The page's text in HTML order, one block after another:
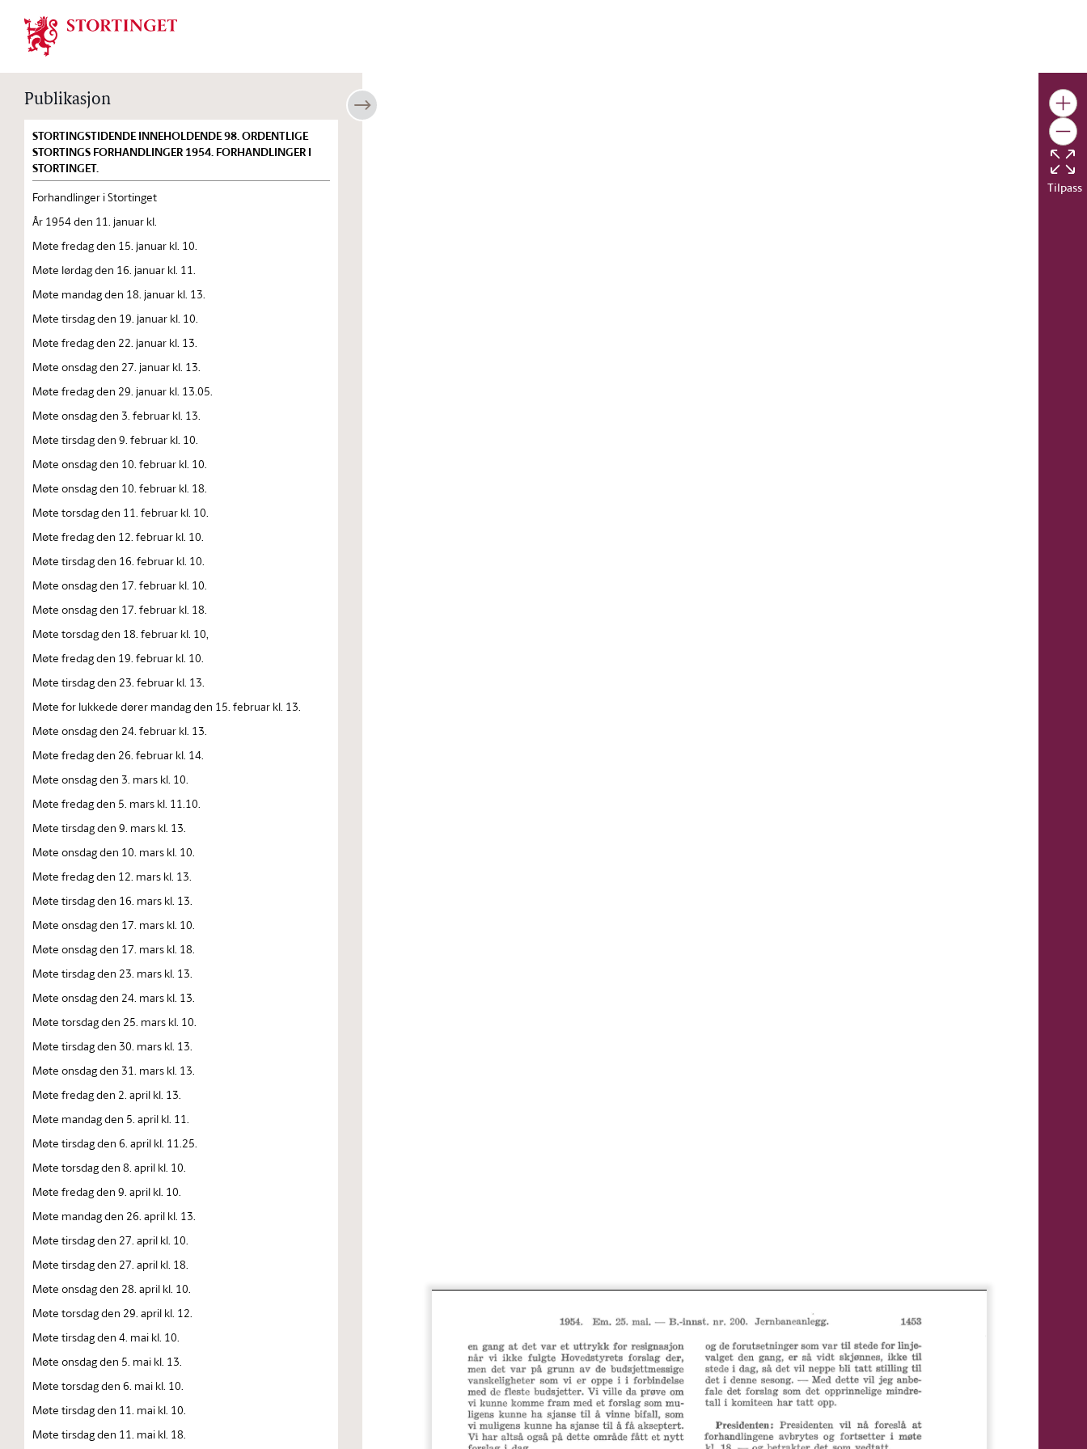
Stortinget.no
Publikasjon
STORTINGSTIDENDE INNEHOLDENDE 98. ORDENTLIGE
STORTINGS FORHANDLINGER 1954. FORHANDLINGER I
STORTINGET.
Forhandlinger i Stortinget
År 1954 den 11. januar kl.
Møte fredag den 15. januar kl. 10.
Møte lørdag den 16. januar kl. 11.
Møte mandag den 18. januar kl. 13.
Møte tirsdag den 19. januar kl. 10.
Møte fredag den 22. januar kl. 13.
Møte onsdag den 27. januar kl. 13.
Møte fredag den 29. januar kl. 13.05.
Møte onsdag den 3. februar kl. 13.
Møte tirsdag den 9. februar kl. 10.
Møte onsdag den 10. februar kl. 10.
Møte onsdag den 10. februar kl. 18.
Møte torsdag den 11. februar kl. 10.
Møte fredag den 12. februar kl. 10.
Møte tirsdag den 16. februar kl. 10.
Møte onsdag den 17. februar kl. 10.
Møte onsdag den 17. februar kl. 18.
Møte torsdag den 18. februar kl. 10,
Møte fredag den 19. februar kl. 10.
Møte tirsdag den 23. februar kl. 13.
Møte for lukkede dører mandag den 15. februar kl. 13.
Møte onsdag den 24. februar kl. 13.
Møte fredag den 26. februar kl. 14.
Møte onsdag den 3. mars kl. 10.
Møte fredag den 5. mars kl. 11.10.
Møte tirsdag den 9. mars kl. 13.
Møte onsdag den 10. mars kl. 10.
Møte fredag den 12. mars kl. 13.
Møte tirsdag den 16. mars kl. 13.
Møte onsdag den 17. mars kl. 10.
Møte onsdag den 17. mars kl. 18.
Møte tirsdag den 23. mars kl. 13.
Møte onsdag den 24. mars kl. 13.
Møte torsdag den 25. mars kl. 10.
Møte tirsdag den 30. mars kl. 13.
Møte onsdag den 31. mars kl. 13.
Møte fredag den 2. april kl. 13.
Møte mandag den 5. april kl. 11.
Møte tirsdag den 6. april kl. 11.25.
Møte torsdag den 8. april kl. 10.
Møte fredag den 9. april kl. 10.
Møte mandag den 26. april kl. 13.
Møte tirsdag den 27. april kl. 10.
Møte tirsdag den 27. april kl. 18.
Møte onsdag den 28. april kl. 10.
Møte torsdag den 29. april kl. 12.
Møte tirsdag den 4. mai kl. 10.
Møte onsdag den 5. mai kl. 13.
Møte torsdag den 6. mai kl. 10.
Møte tirsdag den 11. mai kl. 10.
Møte tirsdag den 11. mai kl. 18.